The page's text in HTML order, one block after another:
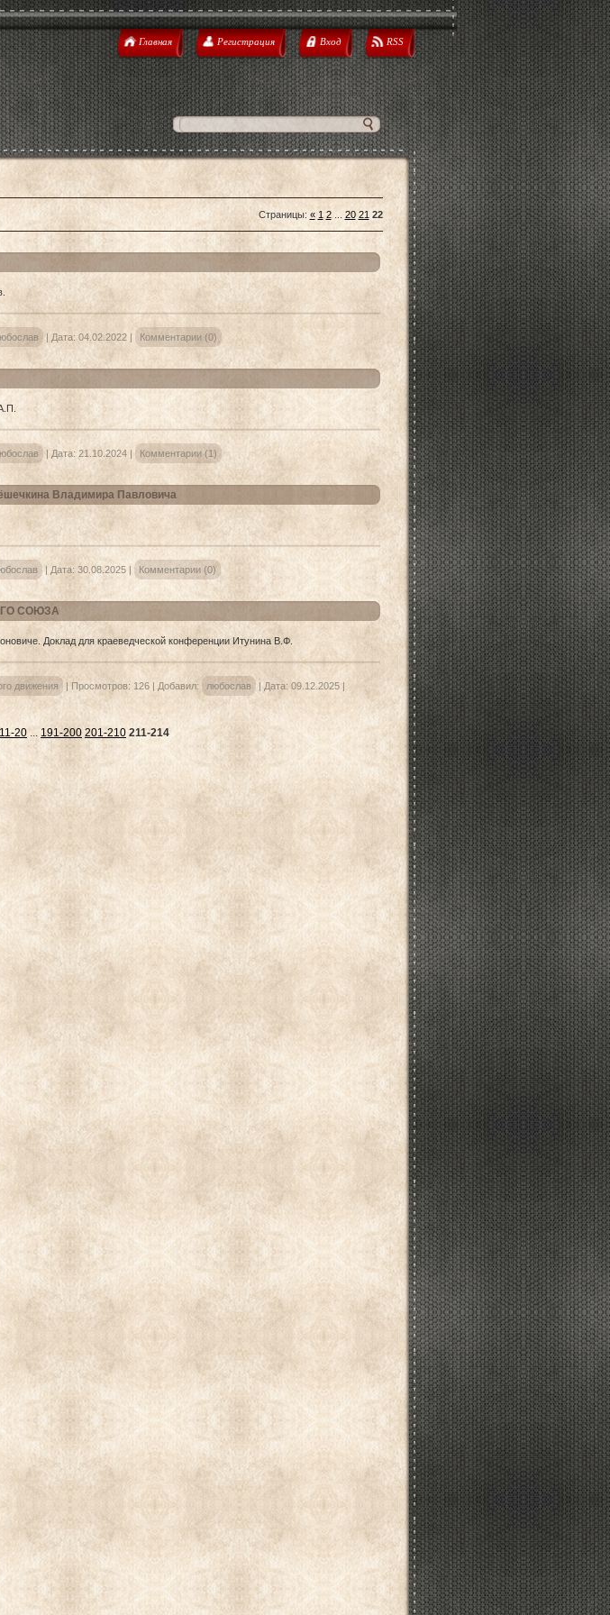
Главная Регистрация Вход RSS
Страницы: « 1 2 ... 20 21 22
| Дата: 04.02.2022 | Комментарии (0)
| Дата: 21.10.2024 | Комментарии (1)
Владимира Павловича
| Дата: 30.08.2025 | Комментарии (0)
СОЮЗА
Доклад для краеведческой конференции Итунина В.Ф.
движения |Просмотров: 126| Добавил: любослав | Дата: 09.12.2025 |
11-20 ... 191-200 201-210 211-214